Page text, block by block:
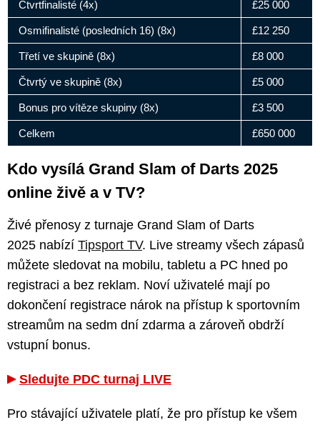
Čtvrtfinalisté (4x) £25 000
Osmifinalisté (posledních 16) (8x) £12 250
Třetí ve skupině (8x) £8 000
Čtvrtý ve skupině (8x) £5 000
Bonus pro vítěze skupiny (8x) £3 500
Celkem £650 000
Kdo vysílá Grand Slam of Darts 2025
online živě a v TV?
Živé přenosy z turnaje Grand Slam of Darts
2025 nabízí Tipsport TV. Live streamy všech zápasů
můžete sledovat na mobilu, tabletu a PC hned po
registraci a bez reklam. Noví uživatelé mají po
dokončení registrace nárok na přístup k sportovním
streamům na sedm dní zdarma a zároveň obdrží
vstupní bonus.
Sledujte PDC turnaj LIVE
Pro stávající uživatele platí, že pro přístup ke všem